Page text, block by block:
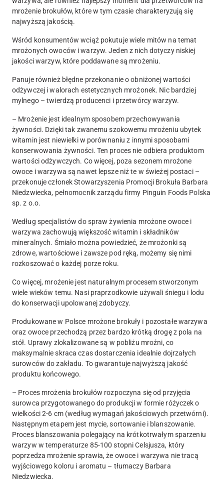
mrożenie brokułów, które w tym czasie charakteryzują się
najwyższą jakością.
Wśród konsumentów wciąż pokutuje wiele mitów na temat
mrożonych owoców i warzyw. Jeden z nich dotyczy niskiej
jakości warzyw, które poddawane są mrożeniu.
Panuje również błędne przekonanie o obniżonej wartości
odżywczej i walorach estetycznych mrożonek. Nic bardziej
mylnego – twierdzą producenci i przetwórcy warzyw.
– Mrożenie jest idealnym sposobem przechowywania
żywności. Dzięki tak zwanemu szokowemu mrożeniu ubytek
witamin jest niewielki w porównaniu z innymi sposobami
konserwowania żywności. Ten proces nie odbiera produktom
wartości odżywczych. Co więcej, poza sezonem mrożone
owoce i warzywa są nawet lepsze niż te w świeżej postaci –
przekonuje członek Stowarzyszenia Promocji Brokuła Barbara
Niedzwiecka, pełnomocnik zarządu firmy Pinguin Foods Polska
sp. z o.o.
Według specjalistów do spraw żywienia mrożone owoce i
warzywa zachowują większość witamin i składników
mineralnych. Śmiało można powiedzieć, że mrożonki są
zdrowe, wartościowe i zawsze pod ręką, możemy się nimi
rozkoszować o każdej porze roku.
Co więcej, mrożenie jest naturalnym procesem stworzonym
wiele wieków temu. Nasi praprzodkowie używali śniegu i lodu
do konserwacji upolowanej zdobyczy.
Produkowane w Polsce mrożone brokuły i pozostałe warzywa
oraz owoce przechodzą przez bardzo krótką drogę z pola na
stół. Uprawy zlokalizowane są w pobliżu mroźni, co
maksymalnie skraca czas dostarczenia idealnie dojrzałych
surowców do zakładu. To gwarantuje najwyższą jakość
produktu końcowego.
– Proces mrożenia brokułów rozpoczyna się od przyjęcia
surowca przygotowanego do produkcji w formie różyczek o
wielkości 2-6 cm (według wymagań jakościowych przetwórni).
Następnym etapem jest mycie, sortowanie i blanszowanie.
Proces blanszowania polegający na krótkotrwałym sparzeniu
warzyw w temperaturze 85-100 stopni Celsjusza, który
poprzedza mrożenie sprawia, że owoce i warzywa nie tracą
wyjściowego koloru i aromatu – tłumaczy Barbara
Niedzwiecka.